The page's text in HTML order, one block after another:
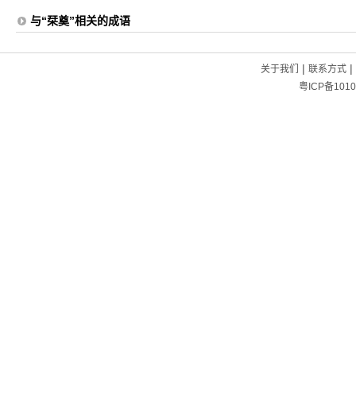
与“栞奠”相关的成语
关于我们 | 联系方式|
粤ICP备